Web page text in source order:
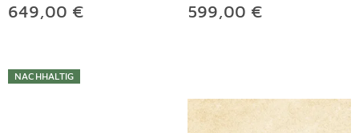
649,00 € 599,00 €
NACHHALTIG